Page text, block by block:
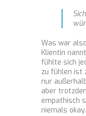
Was war also
Klientin
fühlte sich
zu fühlen ist
nur
aber
empathisch
niemals okay.